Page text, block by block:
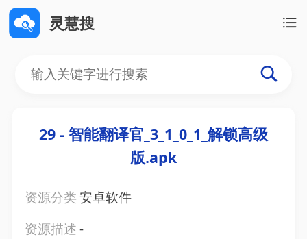
灵慧搜
29 - 智能翻译官_3_1_0_1_解锁高级
版.apk
资源分类安卓软件
资源描述-